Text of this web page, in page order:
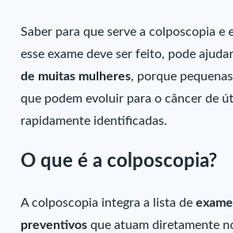
Saber para que serve a colposcopia e
esse exame deve ser feito, pode
de muitas mulheres, porque
que podem evoluir para o câncer de
rapidamente identificadas.
O que é a colposcopia?
A colposcopia integra a lista de
preventivosque atuam diretamente